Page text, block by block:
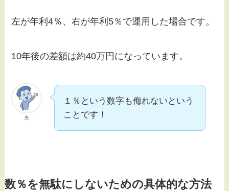
左が年利4％、右が年利5％で運用した場合です。
10年後の差額は約40万円になっています。
夫
１％という数字も侮れないという
ことです！
数％を無駄にしないための具体的な方法